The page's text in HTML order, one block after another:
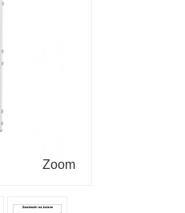
Zoom